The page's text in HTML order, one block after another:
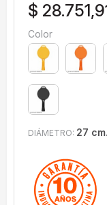
$
Color
DIÁMETRO: 27 cm.